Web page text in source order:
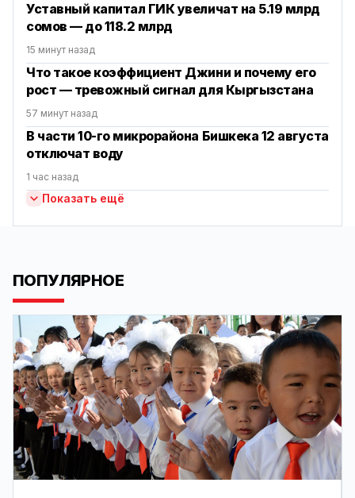
Уставный капитал ГИК увеличат на 5.19 млрд
сомов — до 118.2 млрд
15 минут назад
Что такое коэффициент Джини и почему его
рост — тревожный сигнал для Кыргызстана
57 минут назад
В части 10-го микрорайона Бишкека 12 августа
отключат воду
1 час назад
Показать ещё
ПОПУЛЯРНОЕ